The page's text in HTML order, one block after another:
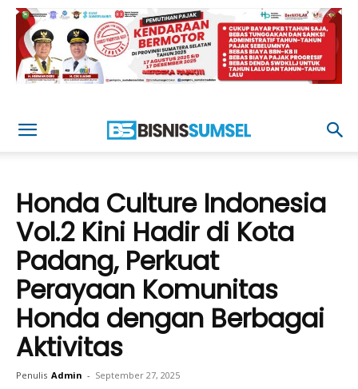
Honda Culture Indonesia
Vol.2 Kini Hadir di Kota
Padang, Perkuat
Perayaan Komunitas
Honda dengan Berbagai
Aktivitas
Penulis Admin - September 27, 2025